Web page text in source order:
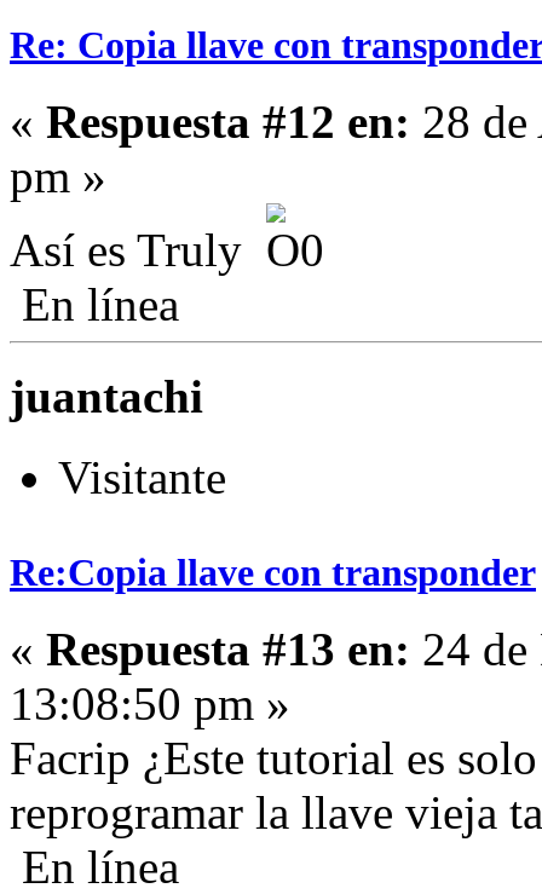
Re: Copia llave con
« Respuesta #12 en: 28
pm »
Así es Truly
En línea
juantachi
Visitante
Re:Copia llave con transponder
« Respuesta #13 en: 24
13:08:50 pm »
Facrip ¿Este tutorial es
reprogramar la llave vieja
En línea